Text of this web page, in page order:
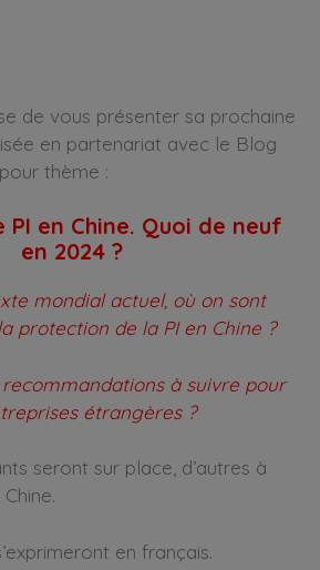
de vous présenter sa prochaine
en partenariat avec le Blog
thème :
en Chine. Quoi de neuf
en 2024 ?
mondial actuel, où on sont
protection de la PI en Chine ?
recommandations à suivre pour
étrangères ?
seront sur place, d’autres à
en français.